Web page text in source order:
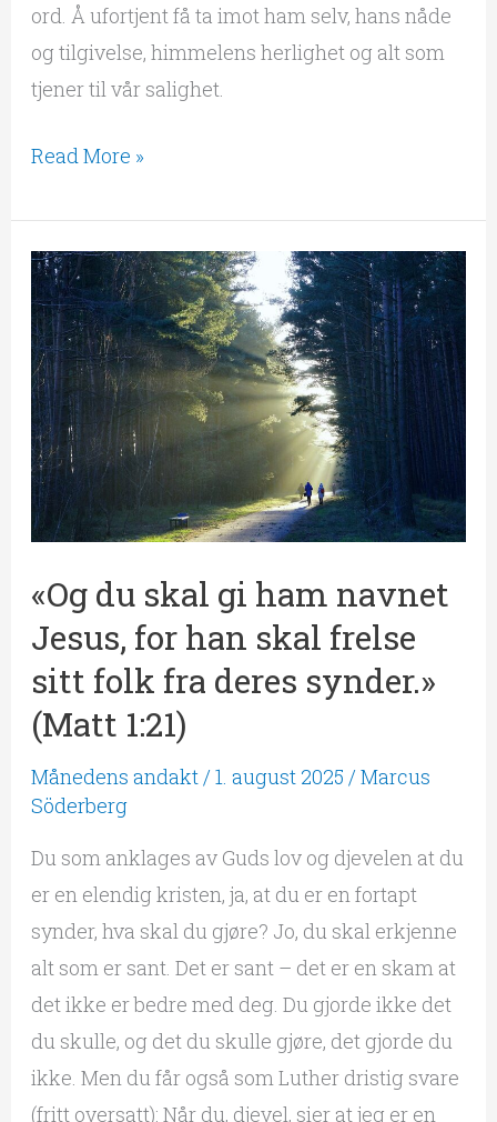
ord. Å ufortjent få ta imot ham selv, hans nåde
og tilgivelse, himmelens herlighet og alt som
tjener til vår salighet.
Read More »
«Og du skal gi ham navnet
Jesus, for han skal frelse
sitt folk fra deres synder.»
(Matt 1:21)
Månedens andakt/1. august 2025 /Marcus
Söderberg
Du som anklages av Guds lov og djevelen at du
er en elendig kristen, ja, at du er en fortapt
synder, hva skal du gjøre? Jo, du skal erkjenne
alt som er sant. Det er sant – det er en skam at
det ikke er bedre med deg. Du gjorde ikke det
du skulle, og det du skulle gjøre, det gjorde du
ikke. Men du får også som Luther dristig svare
(fritt oversatt): Når du, djevel, sier at jeg er en
«Og
du
skal
gi
ham
navnet
Jesus,
for
skal
frelse
sitt
folk
fra
deres
synder.»
(Matt
1:21)